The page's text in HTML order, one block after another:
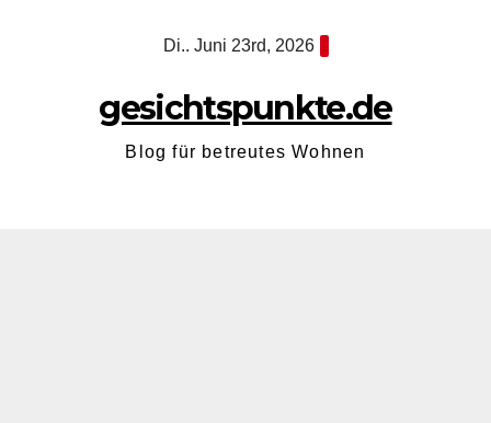
Di.. Juni 23rd, 2026
gesichtspunkte.de
Blog für betreutes Wohnen